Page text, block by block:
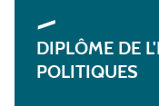
DIPLÔME DE
POLITIQUES